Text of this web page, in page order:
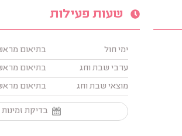
שעות פעילות
ימי חול
בתיאום
ערבי שבת וחג
בתיאום
מוצאי שבת וחג
בתיאום
בדיקת